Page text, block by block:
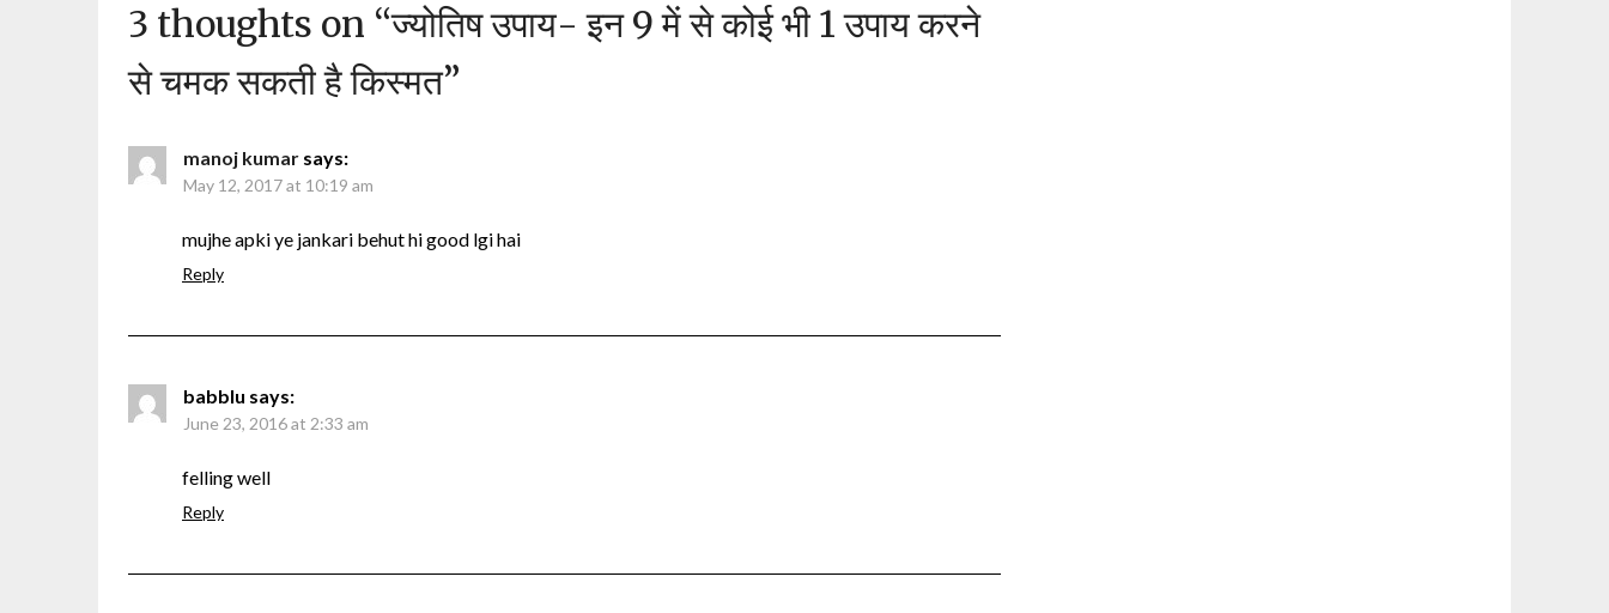
3 thoughts on “ज्योतिष उपाय- इन 9 में से कोई भी 1 उपाय करने
से चमक सकती है किस्मत”
manoj kumar says:
May 12, 2017 at 10:19 am
mujhe apki ye jankari behut hi good lgi hai
Reply
babblu says:
June 23, 2016 at 2:33 am
felling well
Reply